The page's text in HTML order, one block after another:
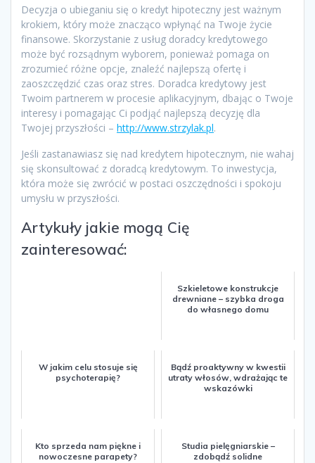
Decyzja o ubieganiu się o kredyt hipoteczny jest ważnym
krokiem, który może znacząco wpłynąć na Twoje życie
finansowe. Skorzystanie z usług doradcy kredytowego
może być rozsądnym wyborem, ponieważ pomaga on
zrozumieć różne opcje, znaleźć najlepszą ofertę i
zaoszczędzić czas oraz stres. Doradca kredytowy jest
Twoim partnerem w procesie aplikacyjnym, dbając o Twoje
interesy i pomagając Ci podjąć najlepszą decyzję dla
Twojej przyszłości – http://www.strzylak.pl.
Jeśli zastanawiasz się nad kredytem hipotecznym, nie wahaj
się skonsultować z doradcą kredytowym. To inwestycja,
która może się zwrócić w postaci oszczędności i spokoju
umysłu w przyszłości.
Artykuły jakie mogą Cię
zainteresować:
Szkieletowe konstrukcje
drewniane – szybka droga
do własnego domu
W jakim celu stosuje się
psychoterapię?
Bądź proaktywny w kwestii
utraty włosów, wdrażając te
wskazówki
Kto sprzeda nam piękne i
nowoczesne parapety?
Studia pielęgniarskie –
zdobądź solidne